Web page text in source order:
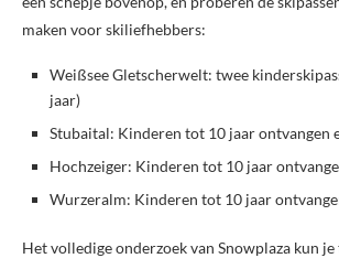
maken voor skiliefhebbers:
Weißsee Gletscherwelt: twee
jaar)
Stubaital: Kinderen tot 10 jaar ontvangen
Hochzeiger: Kinderen tot 10 jaar
Wurzeralm: Kinderen tot 10 jaar
Het volledige onderzoek van Snowplaza kun je